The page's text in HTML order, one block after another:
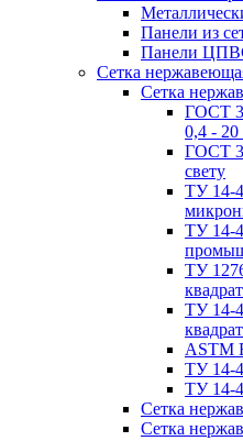
Панели из
Панели
Сетка
Сетка
ГОСТ
0,4 -
ГОСТ
свету
ТУ 14-
ТУ 14-
ТУ
ТУ 14-
ASTM
ТУ 14-
ТУ 14-
Сетка
Сетка